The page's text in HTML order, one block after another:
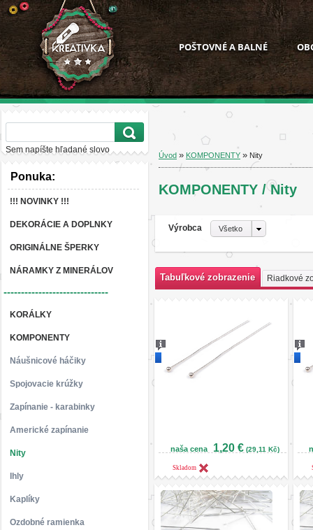
POŠTOVNÉ A BALNÉ
Sem napíšte hľadané slovo
Ponuka:
!!! NOVINKY !!!
DEKORÁCIE A DOPLNKY
ORIGINÁLNE ŠPERKY
NÁRAMKY Z MINERÁLOV
------------------------------
KORÁLKY
KOMPONENTY
Náušnicové háčiky
Spojovacie krúžky
Zapínanie - karabinky
Americké zapínanie
Nity
Ihly
Kaplíky
Ozdobné ramienka
Úvod » KOMPONENTY » Nity
KOMPONENTY / Nity
Výrobca Všetko
Tabuľkové zobrazenie Riadkové
naša cena 1,20 € (29,11 Kč)
Skladom
Novinka